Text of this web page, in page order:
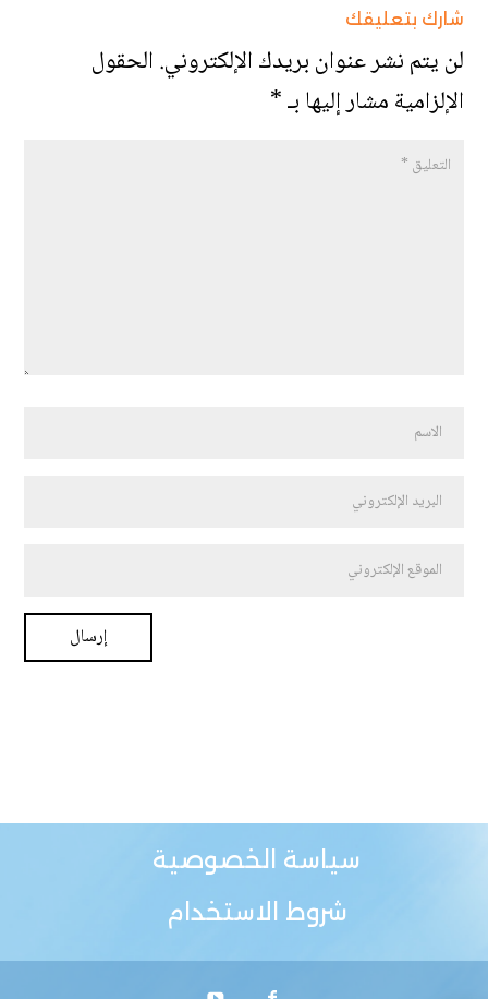
شارك بتعليقك
لن يتم نشر عنوان بريدك الإلكتروني.الحقول
الإلزامية مشار إليها بـ*
سياسة الخصوصية
شروط الاستخدام